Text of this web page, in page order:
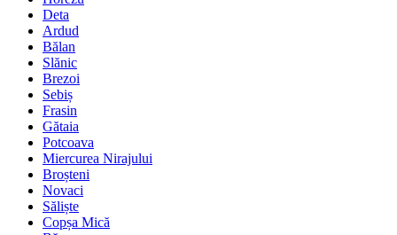
Deta
Ardud
Bălan
Slănic
Brezoi
Sebiș
Frasin
Gătaia
Potcoava
Miercurea Nirajului
Broșteni
Novaci
Săliște
Copșa Mică